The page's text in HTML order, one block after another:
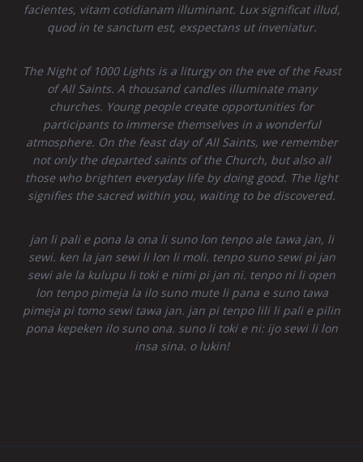
facientes, vitam cotidianam illuminant. Lux significat illud,
quod in te sanctum est, exspectans ut inveniatur.
The Night of 1000 Lights is a liturgy on the eve of the Feast
of All Saints. A thousand candles illuminate many
churches. Young people create opportunities for
participants to immerse themselves in a wonderful
atmosphere. On the feast day of All Saints, we remember
not only the departed saints of the Church, but also all
those who brighten everyday life by doing good. The light
signifies the sacred within you, waiting to be discovered.
jan li pali e pona la ona li suno lon tenpo ale tawa jan, li
sewi. ken la jan sewi li lon li moli. tenpo suno sewi pi jan
sewi ale la kulupu li toki e nimi pi jan ni. tenpo ni li open
lon tenpo pimeja la ilo suno mute li pana e suno tawa
pimeja pi tomo sewi tawa jan. jan pi tenpo lili li pali e pilin
pona kepeken ilo suno ona. suno li toki e ni: ijo sewi li lon
insa sina. o lukin!